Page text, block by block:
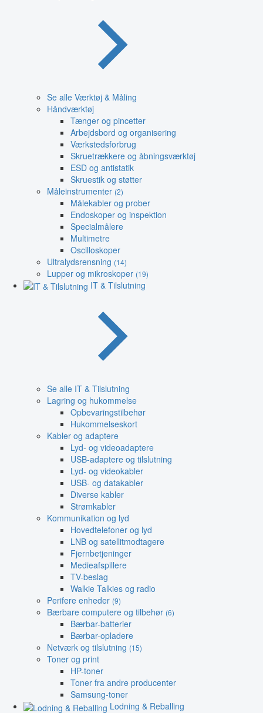
Se alle Værktøj & Måling
Håndværktøj
Tænger og pincetter
Arbejdsbord og organisering
Værkstedsforbrug
Skruetrækkere og åbningsværktøj
ESD og antistatik
Skruestik og støtter
Måleinstrumenter (2)
Målekabler og prober
Endoskoper og inspektion
Specialmålere
Multimetre
Oscilloskoper
Ultralydsrensning (14)
Lupper og mikroskoper (19)
IT & Tilslutning
Se alle IT & Tilslutning
Lagring og hukommelse
Opbevaringstilbehør
Hukommelseskort
Kabler og adaptere
Lyd- og videoadaptere
USB-adaptere og tilslutning
Lyd- og videokabler
USB- og datakabler
Diverse kabler
Strømkabler
Kommunikation og lyd
Hovedtelefoner og lyd
LNB og satellitmodtagere
Fjernbetjeninger
Medieafspillere
TV-beslag
Walkie Talkies og radio
Perifere enheder (9)
Bærbare computere og tilbehør (6)
Bærbar-batterier
Bærbar-opladere
Netværk og tilslutning (15)
Toner og print
HP-toner
Toner fra andre producenter
Samsung-toner
Lodning & Reballing